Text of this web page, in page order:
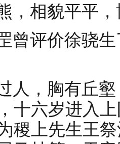
，相貌平平
曾评价徐骁
人，胸有丘
十六岁进入
稷上先生王